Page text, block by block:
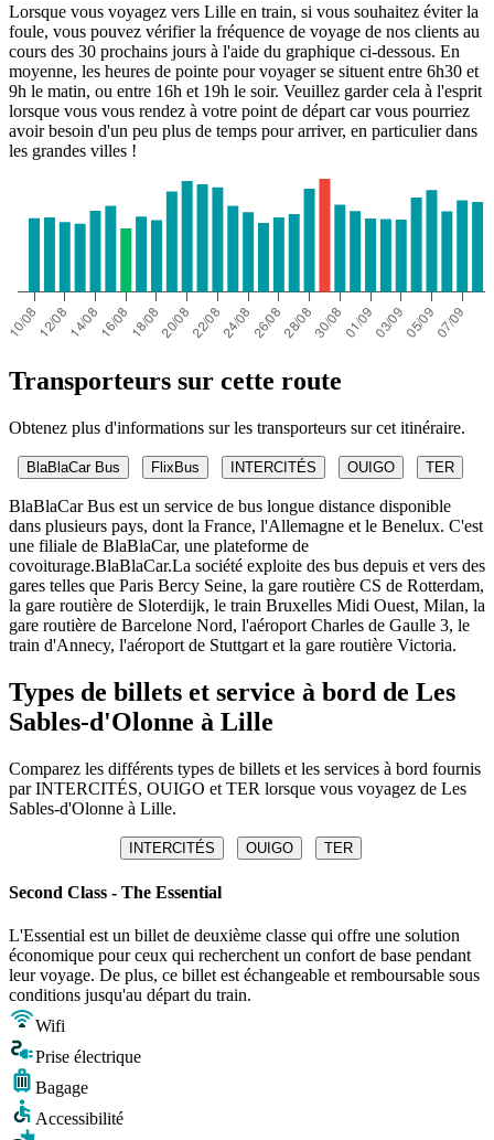
Lorsque vous voyagez vers Lille en train, si vous souhaitez éviter la
foule, vous pouvez vérifier la fréquence de voyage de nos clients au
cours des 30 prochains jours à l'aide du graphique ci-dessous. En
moyenne, les heures de pointe pour voyager se situent entre 6h30 et
9h le matin, ou entre 16h et 19h le soir. Veuillez garder cela à l'esprit
lorsque vous vous rendez à votre point de départ car vous pourriez
avoir besoin d'un peu plus de temps pour arriver, en particulier dans
les grandes villes !
Transporteurs sur cette route
Obtenez plus d'informations sur les transporteurs sur cet itinéraire.
BlaBlaCar Bus FlixBus INTERCITÉS OUIGO TER
BlaBlaCar Bus est un service de bus longue distance disponible
dans plusieurs pays, dont la France, l'Allemagne et le Benelux. C'est
une filiale de BlaBlaCar, une plateforme de
covoiturage.BlaBlaCar.La société exploite des bus depuis et vers des
gares telles que Paris Bercy Seine, la gare routière CS de Rotterdam,
la gare routière de Sloterdijk, le train Bruxelles Midi Ouest, Milan, la
gare routière de Barcelone Nord, l'aéroport Charles de Gaulle 3, le
train d'Annecy, l'aéroport de Stuttgart et la gare routière Victoria.
Types de billets et service à bord de Les
Sables-d'Olonne à Lille
Comparez les différents types de billets et les services à bord fournis
par INTERCITÉS, OUIGO et TER lorsque vous voyagez de Les
Sables-d'Olonne à Lille.
INTERCITÉS OUIGO TER
Second Class - The Essential
L'Essential est un billet de deuxième classe qui offre une solution
économique pour ceux qui recherchent un confort de base pendant
leur voyage. De plus, ce billet est échangeable et remboursable sous
conditions jusqu'au départ du train.
Wifi
Prise électrique
Bagage
Accessibilité